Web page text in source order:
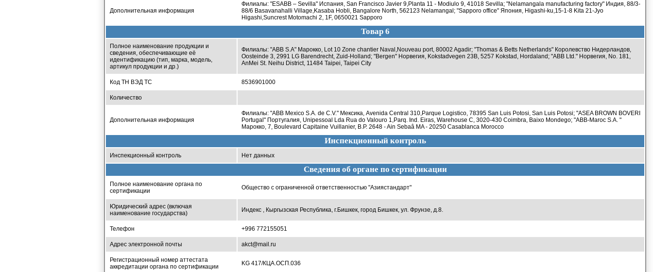
Дополнительная информация
Филиалы: "ESABB – Sevilla" Испания, San Francisco Javier 9,Planta 11 - Modiulo 9, 41018 Sevilla; "Nelamangala manufacturing factory" Индия, 88/3-
88/6 Basavanahalli Village,Kasaba Hobli, Bangalore North, 562123 Nelamangal; "Sapporo office" Япония, Higashi-ku,15-1-8 Kita 21-Jyo
Higashi,Suncrest Motomachi 2, 1F, 0650021 Sapporo
Товар 6
Полное наименование продукции и
сведения, обеспечивающие её
идентификацию (тип, марка, модель,
артикул продукции и др.)
Филиалы: "ABB S.A" Марокко, Lot 10 Zone chantier Naval,Nouveau port, 80002 Agadir; "Thomas & Betts Netherlands" Королевство Нидерландов,
Oosteinde 3, 2991 LG Barendrecht, Zuid-Holland; "Bergen" Норвегия, Kokstadvegen 23B, 5257 Kokstad, Hordaland; "ABB Ltd." Норвегия, No. 181,
AnMei St. Neihu District, 11484 Taipei, Taipei City
Код ТН ВЭД ТС 8536901000
Количество
Дополнительная информация
Филиалы: "ABB Mexico S.A. de C.V." Мексика, Avenida Central 310,Parque Logistico, 78395 San Luis Potosi, San Luis Potosi; "ASEA BROWN BOVERI
Portugal" Португалия, Unipessoal Lda Rua do Valouro 1,Parq. Ind. Eiras, Warehouse C, 3020-430 Coimbra, Baixo Mondego; "ABB-Maroc S.A. "
Марокко, 7, Boulevard Capitaine Vuillanier, B.P. 2648 - Ain Sebaâ MA - 20250 Casablanca Morocco
Инспекционный контроль
Инспекционный контроль Нет данных
Сведения об органе по сертификации
Полное наименование органа по
сертификации
Общество с ограниченной ответственностью "Азиястандарт"
Юридический адрес (включая
наименование государства)
Индекс , Кыргызская Республика, г.Бишкек, город Бишкек, ул. Фрунзе, д.8.
Телефон +996 772155051
Адрес электронной почты akct@mail.ru
Регистрационный номер аттестата
аккредитации органа по сертификации
KG 417/КЦА.ОСП.036